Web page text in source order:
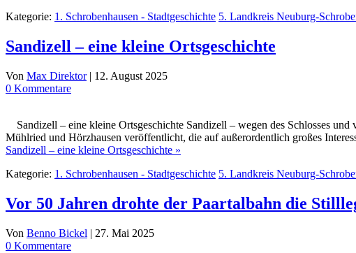
Kategorie: 1. Schrobenhausen - Stadtgeschichte 5. Landkreis Neuburg-
Sandizell – eine kleine Ortsgeschichte
Von Max Direktor | 12. August 2025
0 Kommentare
Sandizell – eine kleine Ortsgeschichte Sandizell – wegen des Schlosses
Mühlried und Hörzhausen veröffentlicht, die auf außerordentlich großes
Sandizell – eine kleine Ortsgeschichte »
Kategorie: 1. Schrobenhausen - Stadtgeschichte 5. Landkreis Neuburg-
Vor 50 Jahren drohte der Paartalbahn die
Von Benno Bickel | 27. Mai 2025
0 Kommentare